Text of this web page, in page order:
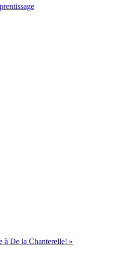
à De la Chanterelle! »